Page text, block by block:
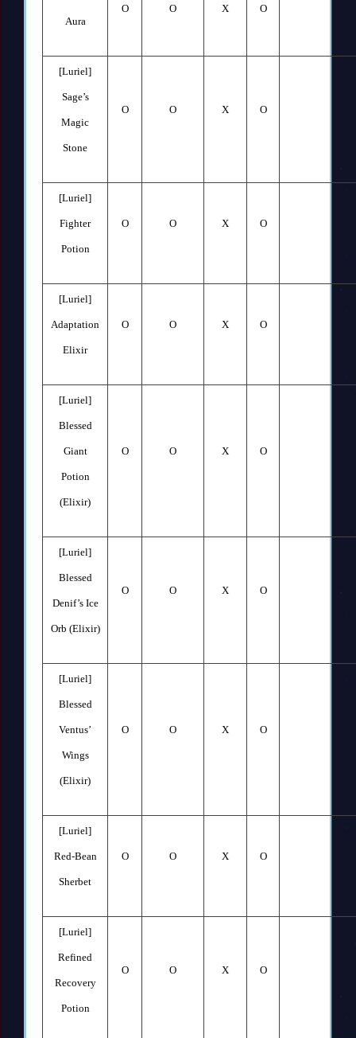
Aura
O O X O
[Luriel]
Sage’s
Magic
Stone
O O X O
[Luriel]
Fighter
Potion
O O X O
[Luriel]
Adaptation
Elixir
O O X O
[Luriel]
Blessed
Giant
Potion
(Elixir)
O O X O
[Luriel]
Blessed
Denif’s Ice
Orb (Elixir)
O O X O
[Luriel]
Blessed
Ventus’
Wings
(Elixir)
O O X O
[Luriel]
Red-Bean
Sherbet
O O X O
[Luriel]
Refined
Recovery
Potion
O O X O